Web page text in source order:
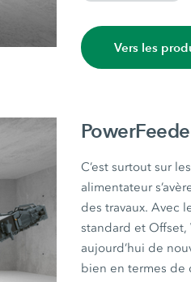
Vers les
C’est surtout sur
alimentateur
des travaux. Avec
standard et
aujourd’hui de
bien en termes